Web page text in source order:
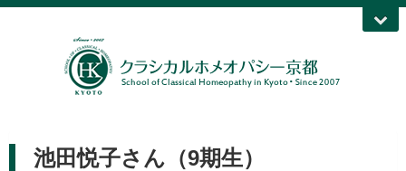
池田悦子さん（9期生）